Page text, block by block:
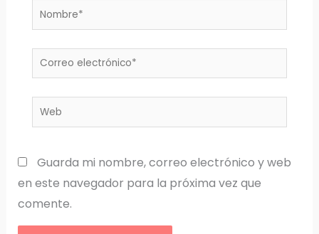
Nombre*
Correo
electrónico*
Web
Guarda mi nombre, correo electrónico y web
en este navegador para la próxima vez que
comente.